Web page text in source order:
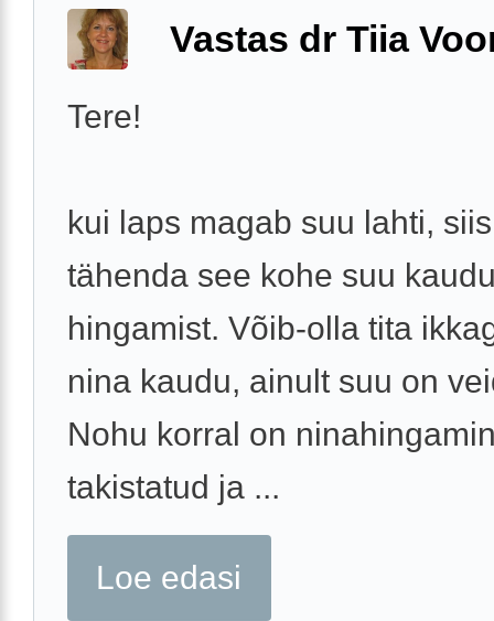
Vastas dr Tiia
Tere!
kui laps magab suu lahti,
tähenda see kohe suu
hingamist. Võib-olla tita
nina kaudu, ainult suu on
Nohu korral on
takistatud ja ...
Loe edasi